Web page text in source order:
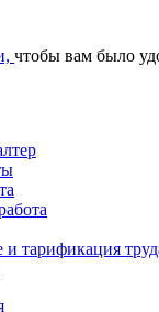
чтобы вам было
тарификация